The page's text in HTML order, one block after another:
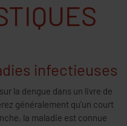
infectieuses
la dengue dans un livre de
généralement qu'un court
la maladie est connue